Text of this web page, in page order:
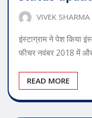
VIVEK SHARMA
इंस्टाग्राम ने पेश किया
फीचर नवंबर 2018 में
READ MORE